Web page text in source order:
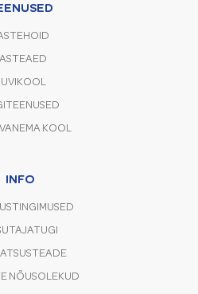
KOOL
INFO
NÕUSOLEKUD